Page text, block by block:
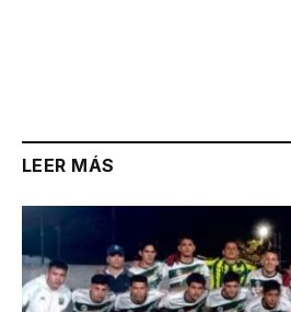
LEER MÁS